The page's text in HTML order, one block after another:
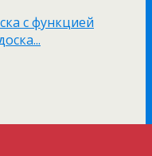
с функцией